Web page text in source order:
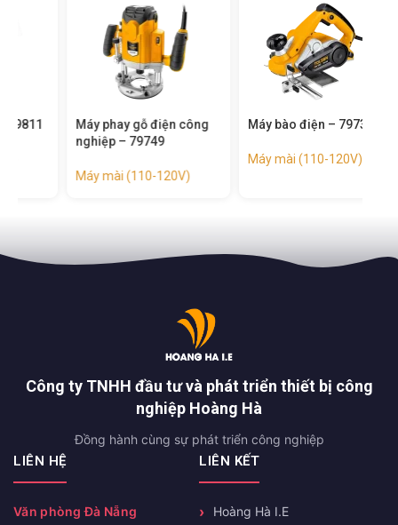
Máy phay gỗ điện công
nghiệp – 79749
Máy mài (110-120V)
Máy bào điện – 79738
Máy mài (110-120V)
Công ty TNHH đầu tư và phát triển thiết bị công
nghiệp Hoàng Hà
Đồng hành cùng sự phát triển công nghiệp
LIÊN HỆ
Văn phòng Đà Nẵng
LIÊN KẾT
Hoàng Hà I.E